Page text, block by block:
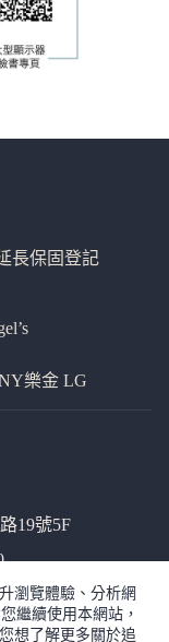
瀏覽體驗、分析網
繼續使用本網站，
想了解更多關於追
長保固登記
樂金 LG
19號5F